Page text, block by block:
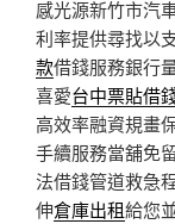
感光源新竹市汽
利率提供尋找以
款借錢服務銀行
喜愛台中票貼借
高效率融資規畫
手續服務當舖免
法借錢管道救急
伸倉庫出租給您